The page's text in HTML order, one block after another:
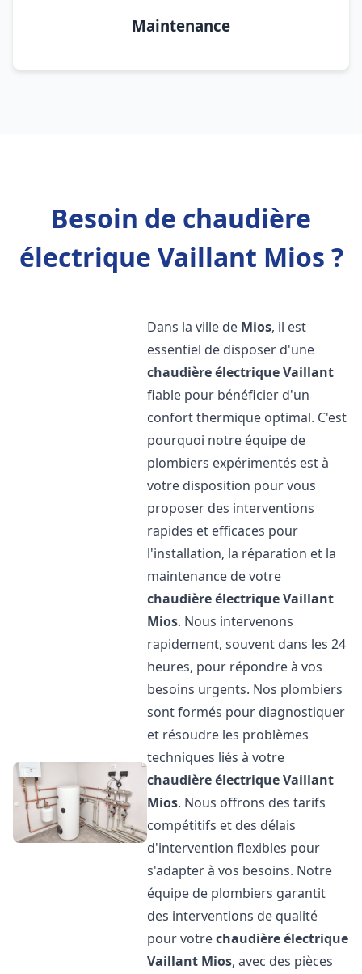
Maintenance
Besoin de chaudière
électrique Vaillant Mios ?
Dans la ville de Mios, il est
essentiel de disposer d'une
chaudière électrique Vaillant
fiable pour bénéficier d'un
confort thermique optimal. C'est
pourquoi notre équipe de
plombiers expérimentés est à
votre disposition pour vous
proposer des interventions
rapides et efficaces pour
l'installation, la réparation et la
maintenance de votre
chaudière électrique Vaillant
Mios. Nous intervenons
rapidement, souvent dans les 24
heures, pour répondre à vos
besoins urgents. Nos plombiers
sont formés pour diagnostiquer
et résoudre les problèmes
techniques liés à votre
chaudière électrique Vaillant
Mios. Nous offrons des tarifs
compétitifs et des délais
d'intervention flexibles pour
s'adapter à vos besoins. Notre
équipe de plombiers garantit
des interventions de qualité
pour votrechaudière électrique
Vaillant Mios, avec des pièces